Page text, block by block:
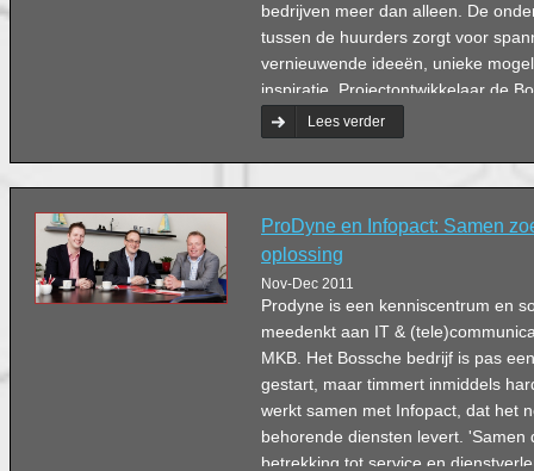
bedrijven meer dan alleen. De
tussen de huurders zorgt voor
vernieuwende ideeën, unieke
inspiratie. Projectontwikkelaar de
Maatschappij (BIM) en zeven
woord.
Lees verder
ProDyne en Infopact: Samen
oplossing
Nov-Dec 2011
Prodyne is een kenniscentrum en
meedenkt aan IT &
MKB. Het Bossche bedrijf is pas
gestart, maar timmert inmiddels
werkt samen met Infopact, dat het
behorende diensten levert. 'Samen
betrekking tot service en